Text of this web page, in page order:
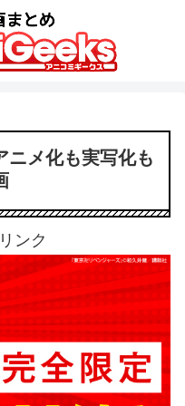
ニメ化も実写化も
ンク